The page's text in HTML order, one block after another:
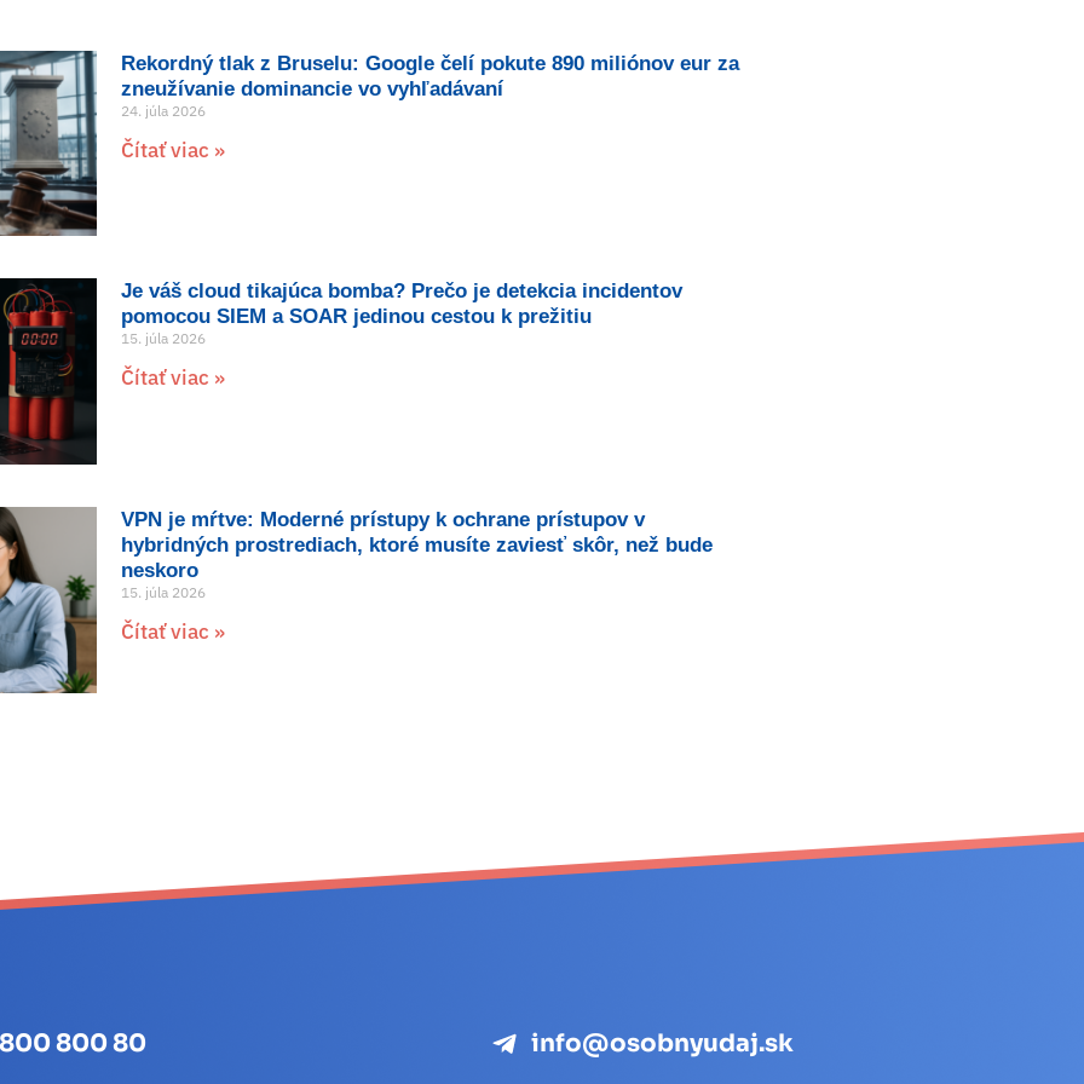
Rekordný tlak z Bruselu: Google čelí pokute 890 miliónov eur za
zneužívanie dominancie vo vyhľadávaní
24. júla 2026
Čítať viac »
Je váš cloud tikajúca bomba? Prečo je detekcia incidentov
pomocou SIEM a SOAR jedinou cestou k prežitiu
15. júla 2026
Čítať viac »
VPN je mŕtve: Moderné prístupy k ochrane prístupov v
hybridných prostrediach, ktoré musíte zaviesť skôr, než bude
neskoro
15. júla 2026
Čítať viac »
800 80 info@osobnyudaj.sk